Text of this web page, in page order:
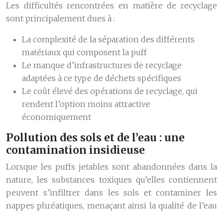
Les difficultés rencontrées en matière de recyclage
sont principalement dues à :
La complexité de la séparation des différents
matériaux qui composent la puff
Le manque d’infrastructures de recyclage
adaptées à ce type de déchets spécifiques
Le coût élevé des opérations de recyclage, qui
rendent l’option moins attractive
économiquement
Pollution des sols et de l’eau : une
contamination insidieuse
Lorsque les puffs jetables sont abandonnées dans la
nature, les substances toxiques qu’elles contiennent
peuvent s’infiltrer dans les sols et contaminer les
nappes phréatiques, menaçant ainsi la qualité de l’eau